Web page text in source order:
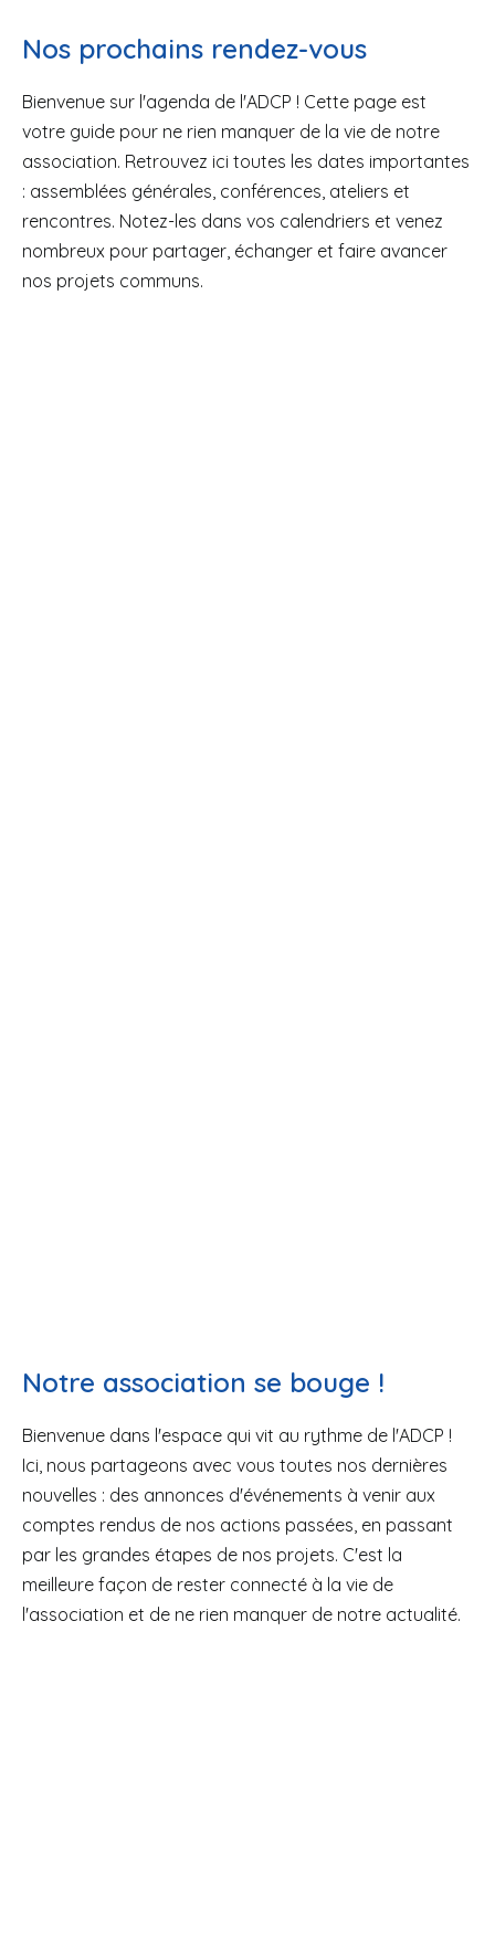
Nos prochains rendez-vous
Bienvenue sur l'agenda de l'ADCP ! Cette page est
votre guide pour ne rien manquer de la vie de notre
association. Retrouvez ici toutes les dates importantes
: assemblées générales, conférences, ateliers et
rencontres. Notez-les dans vos calendriers et venez
nombreux pour partager, échanger et faire avancer
nos projets communs.
Notre association se bouge !
Bienvenue dans l'espace qui vit au rythme de l'ADCP !
Ici, nous partageons avec vous toutes nos dernières
nouvelles : des annonces d'événements à venir aux
comptes rendus de nos actions passées, en passant
par les grandes étapes de nos projets. C'est la
meilleure façon de rester connecté à la vie de
l'association et de ne rien manquer de notre actualité.